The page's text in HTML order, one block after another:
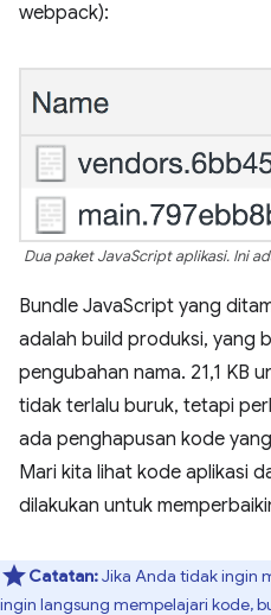
webpack):
Dua paket JavaScript aplikasi. Ini
Bundle JavaScript yang
adalah build produksi, yang
pengubahan nama. 21,1 KB
tidak terlalu buruk, tetapi
ada penghapusan kode
Mari kita lihat kode aplikasi
dilakukan untuk
Catatan:Jika Anda tidak ingin
ingin langsung mempelajari kode,